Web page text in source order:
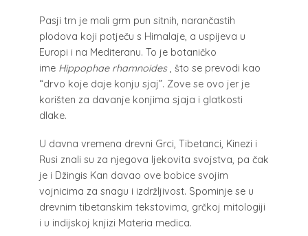
Pasji trn je mali grm pun sitnih, narančastih
plodova koji potječu s Himalaje, a uspijeva u
Europi i na Mediteranu. To je botaničko
ime Hippophae rhamnoides, što se prevodi kao
“drvo koje daje konju sjaj”. Zove se ovo jer je
korišten za davanje konjima sjaja i glatkosti
dlake.
U davna vremena drevni Grci, Tibetanci, Kinezi i
Rusi znali su za njegova ljekovita svojstva, pa čak
je i Džingis Kan davao ove bobice svojim
vojnicima za snagu i izdržljivost. Spominje se u
drevnim tibetanskim tekstovima, grčkoj mitologiji
i u indijskoj knjizi Materia medica.